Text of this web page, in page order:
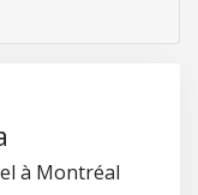
à Montréal